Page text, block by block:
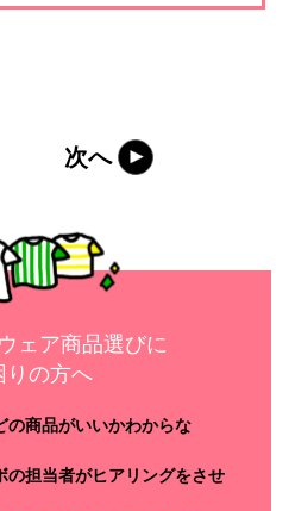
次へ
ェア商品選びに
りの方へ
の商品がいいかわからな
の担当者がヒアリングをさせ